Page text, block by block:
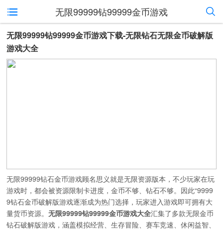
无限99999钻99999金币游戏
无限99999钻99999金币游戏下载-无限钻石无限金币破解版
游戏大全
无限99999钻石金币游戏顾名思义就是无限资源版本，不少玩家在玩
游戏时，都会被资源限制卡进度，金币不够、钻石不够。因此“9999
9钻石金币破解版游戏逐渐成为热门选择，玩家进入游戏即可拥有大
量货币资源。无限99999钻99999金币游戏大全汇集了多款无限金币
钻石破解版游戏，涵盖模拟经营、生存冒险、赛车竞速、休闲益智、